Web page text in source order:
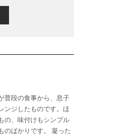
普段の食事から、息子
ンジしたものです。ほ
の、味付けもシンプル
のばかりです。 凝った